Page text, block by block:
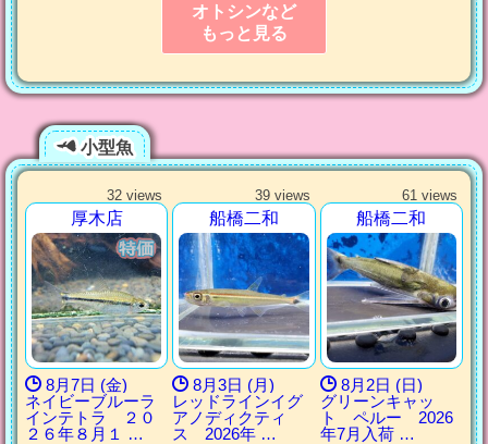
オトシンなど
もっと見る
小型魚
32 views
厚木店
8月7日 (金)
ネイビーブルーラ
インテトラ ２０
２６年８月１ …
39 views
船橋二和
8月3日 (月)
レッドラインイグ
アノディクティ
ス 2026年 …
61 views
船橋二和
8月2日 (日)
グリーンキャッ
ト ペルー 2026
年7月入荷 …